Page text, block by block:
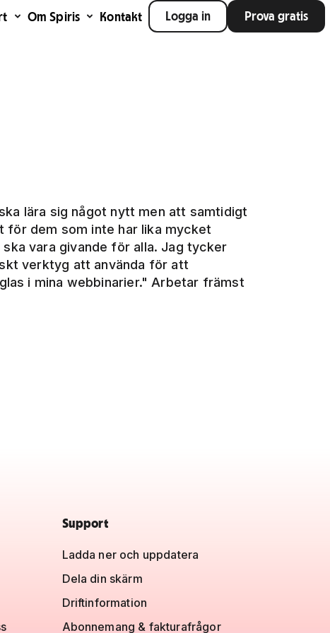
Om Spiris Kontakt Logga in Prova gratis
lära sig något nytt men att samtidigt
för dem som inte har lika mycket
vara givande för alla. Jag tycker
verktyg att använda för att
i mina webbinarier." Arbetar främst
Support
Ladda ner och uppdatera
Dela din skärm
Driftinformation
Abonnemang & fakturafrågor